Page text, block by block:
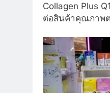
Collagen Plus
ต่อสินค้าคุณภาพต